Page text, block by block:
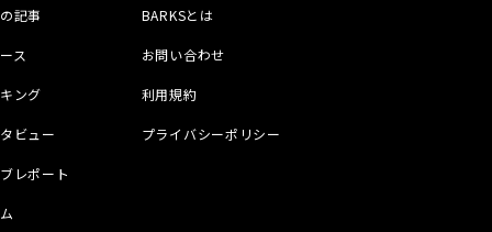
記事
ス
ング
ビュー
レポート
BARKSとは
お問い合わせ
利用規約
プライバシーポリシー